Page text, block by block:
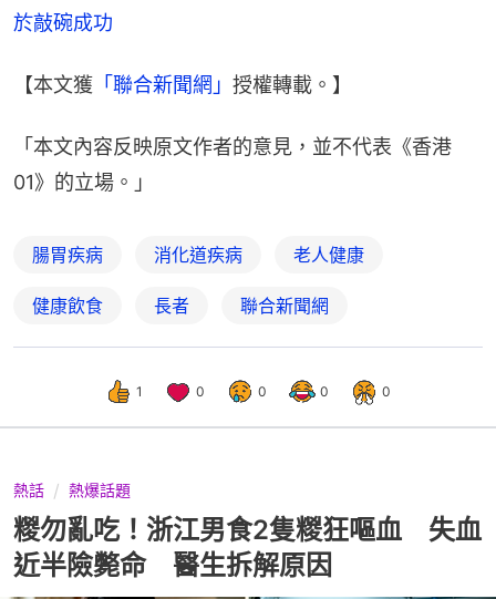
於敲碗成功
【本文獲 「聯合新聞網」 授權轉載。】
「本文內容反映原文作者的意見，並不代表《香港
01》的立場。」
腸胃疾病 消化道疾病 老人健康
健康飲食 長者 聯合新聞網
1 0 0 0 0
熱話 熱爆話題
糉勿亂吃！浙江男食2隻糉狂嘔血 失血
近半險斃命 醫生拆解原因